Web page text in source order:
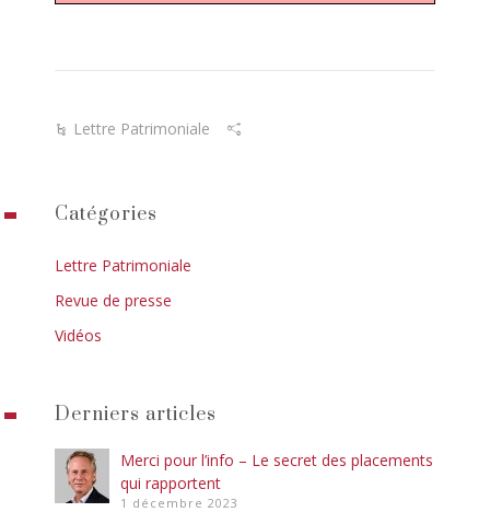
Lettre Patrimoniale
Catégories
Lettre Patrimoniale
Revue de presse
Vidéos
Derniers articles
Merci pour l’info – Le secret des placements
qui rapportent
1 décembre 2023